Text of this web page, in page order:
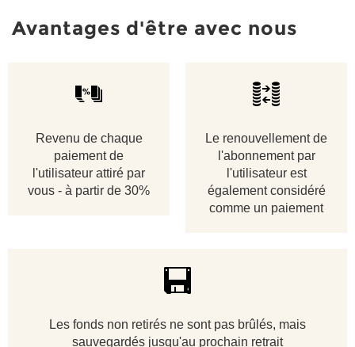
Avantages d'être avec nous
Revenu de chaque
paiement de
l'utilisateur attiré par
vous - à partir de 30%
Le renouvellement de
l'abonnement par
l'utilisateur est
également considéré
comme un paiement
Les fonds non retirés ne sont pas brûlés, mais
sauvegardés jusqu'au prochain retrait